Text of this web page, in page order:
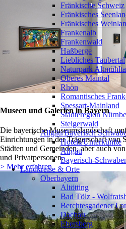
Museen und Galerien in Bayern
Die bayerische Museumslandschaft
Einrichtungen in der Trägerschaft von
Städten und Gemeinden, aber auch
und Privatpersonen.
> Mehr erfahren
Fränkische Schweiz
Fränkisches
Fränkisches
Frankenalb
Frankenwald
Haßberge
Liebliches Taubertal
Naturpark
Oberes Maintal
Rhön
Romantisches
Spessart-Mainland
Städteregion
Steigerwald
Allgäu/Bayerisch
Hotels/Unterkünfte
Allgäu
Bayerisch-
Landkreise & Orte
Oberbayern
Altötting
Bad Tölz -
Berchtesgadener
Dachau
Ebersberg